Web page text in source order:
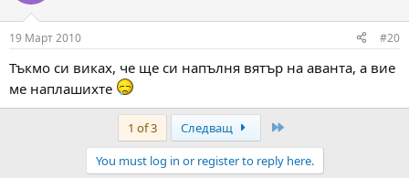
19 Март 2010 #20
Тъкмо си виках, че ще си напълня вятър на аванта, а вие
ме наплашихте
1 of 3 Следващ
You must log in or register to reply here.